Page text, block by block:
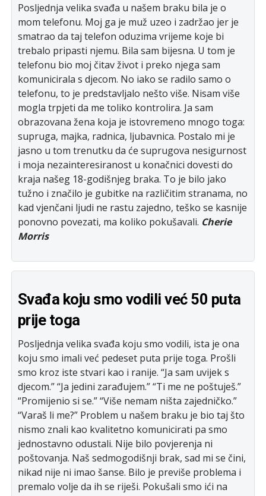
Posljednja velika svađa u našem braku bila je o
mom telefonu. Moj ga je muž uzeo i zadržao jer je
smatrao da taj telefon oduzima vrijeme koje bi
trebalo pripasti njemu. Bila sam bijesna. U tom je
telefonu bio moj čitav život i preko njega sam
komunicirala s djecom. No iako se radilo samo o
telefonu, to je predstavljalo nešto više. Nisam više
mogla trpjeti da me toliko kontrolira. Ja sam
obrazovana žena koja je istovremeno mnogo toga:
supruga, majka, radnica, ljubavnica. Postalo mi je
jasno u tom trenutku da će suprugova nesigurnost
i moja nezainteresiranost u konačnici dovesti do
kraja našeg 18-godišnjeg braka. To je bilo jako
tužno i značilo je gubitke na različitim stranama, no
kad vjenčani ljudi ne rastu zajedno, teško se kasnije
ponovno povezati, ma koliko pokušavali. Cherie
Morris
Svađa koju smo vodili već 50 puta
prije toga
Posljednja velika svađa koju smo vodili, ista je ona
koju smo imali već pedeset puta prije toga. Prošli
smo kroz iste stvari kao i ranije. “Ja sam uvijek s
djecom.” “Ja jedini zarađujem.” “Ti me ne poštuješ.”
“Promijenio si se.” “Više nemam ništa zajedničko.”
“Varaš li me?” Problem u našem braku je bio taj što
nismo znali kao kvalitetno komunicirati pa smo
jednostavno odustali. Nije bilo povjerenja ni
poštovanja. Naš sedmogodišnji brak, sad mi se čini,
nikad nije ni imao šanse. Bilo je previše problema i
premalo volje da ih se riješi. Pokušali smo ići na